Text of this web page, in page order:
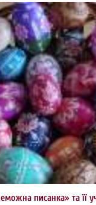
писанка» та її